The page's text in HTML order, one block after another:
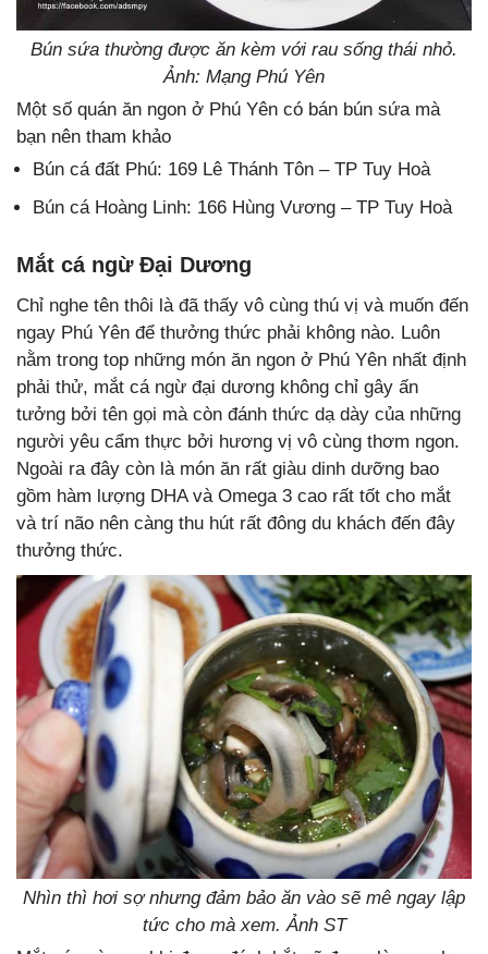
Bún sứa thường được ăn kèm với rau sống thái nhỏ.
Ảnh: Mạng Phú Yên
Một số quán ăn ngon ở Phú Yên có bán bún sứa mà
bạn nên tham khảo
Bún cá đất Phú: 169 Lê Thánh Tôn – TP Tuy Hoà
Bún cá Hoàng Linh: 166 Hùng Vương – TP Tuy Hoà
Mắt cá ngừ Đại Dương
Chỉ nghe tên thôi là đã thấy vô cùng thú vị và muốn đến
ngay Phú Yên để thưởng thức phải không nào. Luôn
nằm trong top những món ăn ngon ở Phú Yên nhất định
phải thử, mắt cá ngừ đại dương không chỉ gây ấn
tưởng bởi tên gọi mà còn đánh thức dạ dày của những
người yêu cẩm thực bởi hương vị vô cùng thơm ngon.
Ngoài ra đây còn là món ăn rất giàu dinh dưỡng bao
gồm hàm lượng DHA và Omega 3 cao rất tốt cho mắt
và trí não nên càng thu hút rất đông du khách đến đây
thưởng thức.
Nhìn thì hơi sợ nhưng đảm bảo ăn vào sẽ mê ngay lập
tức cho mà xem. Ảnh ST